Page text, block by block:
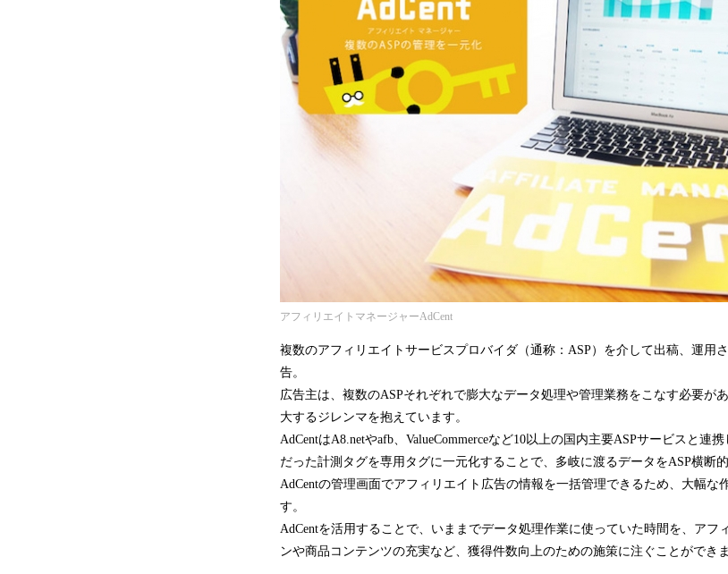
アフィリエイトマネージャーAdCent
複数のアフィリエイトサービスプロバイダ（通称：ASP）を介して出稿、運用
告。
広告主は、複数のASPそれぞれで膨大なデータ処理や管理業務をこなす必要が
大するジレンマを抱えています。
AdCentはA8.netやafb、ValueCommerceなど10以上の国内主要ASPサービスと連
だった計測タグを専用タグに一元化することで、多岐に渡るデータをASP横断
AdCentの管理画面でアフィリエイト広告の情報を一括管理できるため、大幅な
す。
AdCentを活用することで、いままでデータ処理作業に使っていた時間を、アフ
ンや商品コンテンツの充実など、獲得件数向上のための施策に注ぐことができま